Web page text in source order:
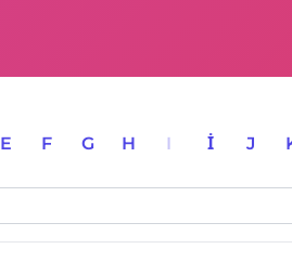
E F G H I İ J